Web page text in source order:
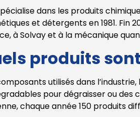
dans les produits
et détergents en 1981. Fin
à Solvay et à la mécanique
produits
utilisés dans
pour dégraisser ou des
chaque année 150 produits